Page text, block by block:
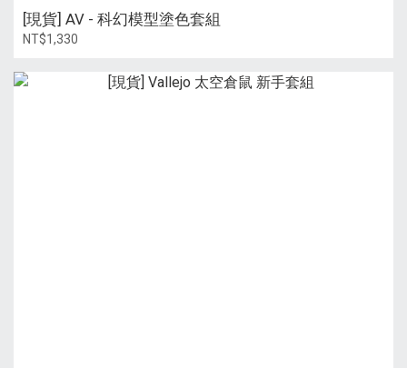
[現貨] AV - 科幻模型塗色套組
NT$1,330